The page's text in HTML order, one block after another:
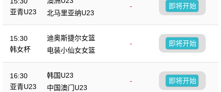
亚青U23
-
北马里亚纳U23
即将开始
15:30
韩女杯
迪奥斯捷尔女篮
-
电装小仙女女篮
即将开始
16:30
亚青U23
韩国U23
-
中国澳门U23
即将开始